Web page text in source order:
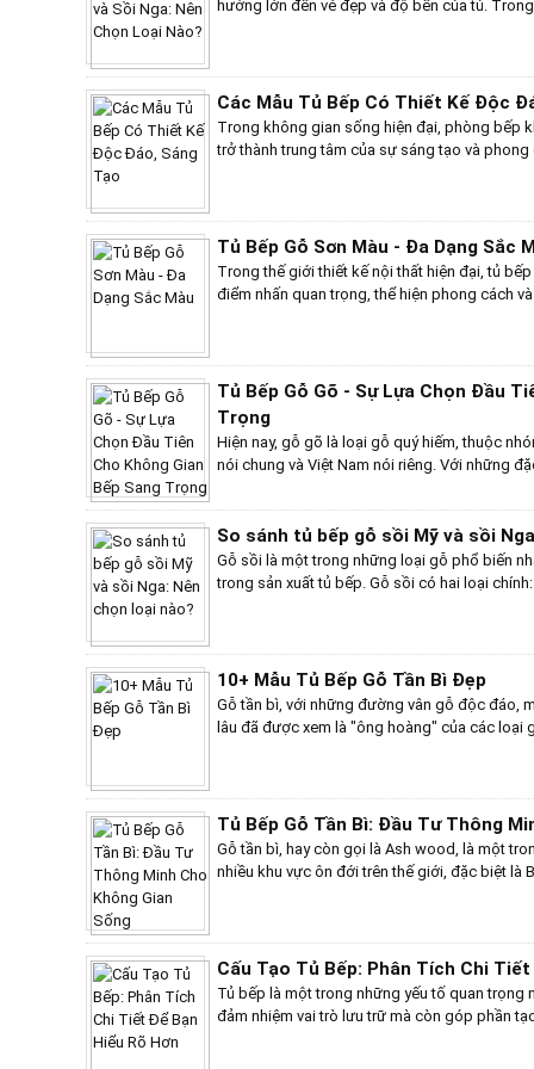
hưởng lớn đến vẻ đẹp và độ bền của tủ.
của gỗ sồi Nga? Hãy cùng khám phá và tìm
bếp của bạn!
Các Mẫu Tủ Bếp Có Thiết Kế Độc
Trong không gian sống hiện đại, phòng bếp
trở thành trung tâm của sự sáng tạo và
mang đến cho bạn nguồn cảm hứng mới mẻ,
màu sắc đến cách bố trí thông minh, biến
sáng tạo không giới hạn và đẳng cấp riêng
Tủ Bếp Gỗ Sơn Màu - Đa Dạng Sắc
Trong thế giới thiết kế nội thất hiện đại, tủ
điểm nhấn quan trọng, thể hiện phong cách
liệu, và công nghệ sơn mới nhất, tủ bếp gỗ
sang trọng và đầy tinh tế, đáp ứng mọi nhu
Tủ Bếp Gỗ Gõ - Sự Lựa Chọn Đầu
Trọng
Hiện nay, gỗ gõ là loại gỗ quý hiếm, thuộc
nói chung và Việt Nam nói riêng. Với những
cho các sản phẩm nội thất cao cấp. Trong
đẹp thẩm mỹ mà còn có những ưu điểm vượt
So sánh tủ bếp gỗ sồi Mỹ và sồi
Gỗ sồi là một trong những loại gỗ phổ biến
trong sản xuất tủ bếp. Gỗ sồi có hai loại
dùng.
10+ Mẫu Tủ Bếp Gỗ Tần Bì Đẹp
Gỗ tần bì, với những đường vân gỗ độc đáo,
lâu đã được xem là "ông hoàng" của các loại
trọng, đẳng cấp và bền bỉ theo thời
thiệu đến bạn 10+ mẫu tủ bếp gỗ tần bì đẹp
đại, tối giản với đường nét thanh lịch, màu
mang phong cách cổ điển với hoa văn cầu
phá những ý tưởng thiết kế độc đáo, những
Tủ Bếp Gỗ Tần Bì: Đầu Tư Thông
Gỗ tần bì, hay còn gọi là Ash wood, là một
nhiều khu vực ôn đới trên thế giới, đặc biệt là
loại. Những loại này được phân chia theo vị
bật như tần bì trắng (Fraxinus Americana), tần
xanh (Fraxinus pennsylvanica), tần bì Carolina
đều có đặc điểm chung về cấu trúc gỗ,
độ cứng. Khi xét về chất lượng thì gỗ tần bì
Cấu Tạo Tủ Bếp: Phân Tích Chi
Tủ bếp là một trong những yếu tố quan
đảm nhiệm vai trò lưu trữ mà còn góp phần